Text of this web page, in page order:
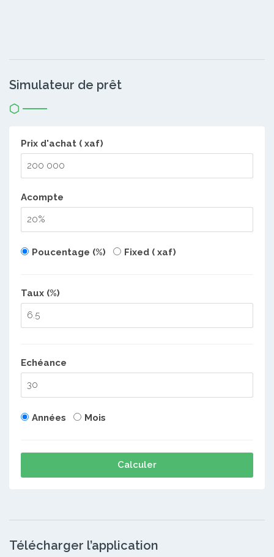
Simulateur de prêt
Prix d'achat ( xaf)
Acompte
Poucentage (%) Fixed ( xaf)
Taux (%)
Echéance
Années Mois
Calculer
Télécharger l’application